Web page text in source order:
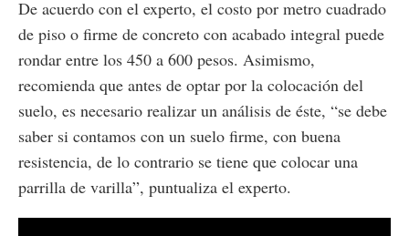
De acuerdo con el experto, el costo por metro cuadrado
de piso o firme de concreto con acabado integral puede
rondar entre los 450 a 600 pesos. Asimismo,
recomienda que antes de optar por la colocación del
suelo, es necesario realizar un análisis de éste, “se debe
saber si contamos con un suelo firme, con buena
resistencia, de lo contrario se tiene que colocar una
parrilla de varilla”, puntualiza el experto.